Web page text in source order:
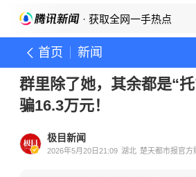
· 获取全网一手热点
首页 新闻
群里除了她，其余都是“
骗16.3万元！
极目新闻
2026年5月20日21:09 湖北 楚天都市报官方